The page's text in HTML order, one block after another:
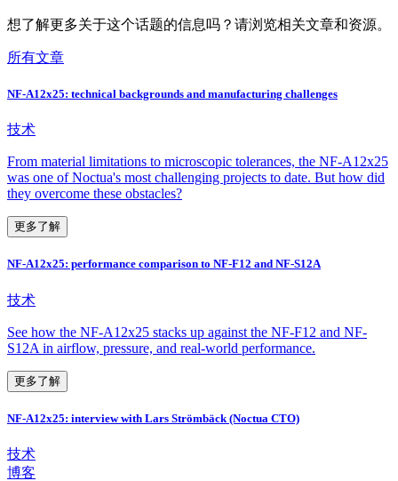
想了解更多关于这个话题的信息吗？请浏览相关文章和资源。
所有文章
NF-A12x25: technical backgrounds and manufacturing challenges
技术
From material limitations to microscopic tolerances, the NF-A12x25
was one of Noctua's most challenging projects to date. But how did
they overcome these obstacles?
更多了解
NF-A12x25: performance comparison to NF-F12 and NF-S12A
技术
See how the NF-A12x25 stacks up against the NF-F12 and NF-
S12A in airflow, pressure, and real-world performance.
更多了解
NF-A12x25: interview with Lars Strömbäck (Noctua CTO)
技术
博客